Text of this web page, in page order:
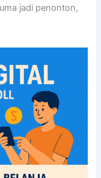
jadi penonton,